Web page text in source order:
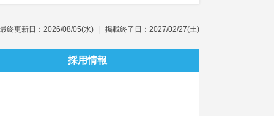
最終更新日：2026/08/05(水) 掲載終了日：2027/02/27(土)
採用情報